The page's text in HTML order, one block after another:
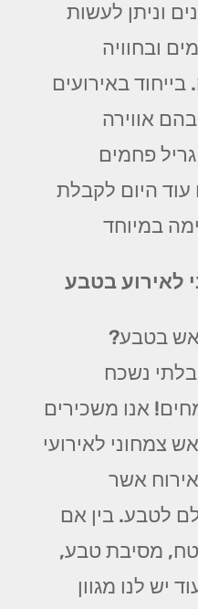
וניתן לעשות
ובחוויה
באירועים
אווירה
פחמים
עוד היום לקבלת
במיוחד
לאירוע בטבע
בטבע?
נשכח
אנו משכירים
צמחוני לאירועי
אשר
לטבע. בין אם
מסיבת טבע,
יש לנו מגוון